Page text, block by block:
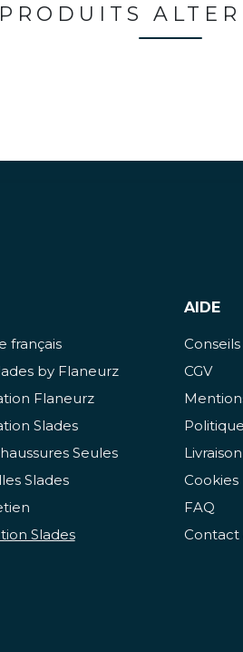
PRODUITS
français
by Flaneurz
Flaneurz
Slades
Seules
Slades
Slades
AIDE
CGV
Livraison
Cookies
FAQ
Contact